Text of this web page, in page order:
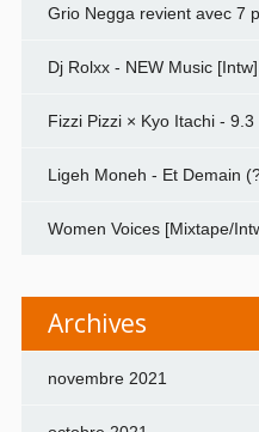
Grio Negga revient avec 7
Dj Rolxx - NEW Music [Intw]
Fizzi Pizzi × Kyo Itachi - 9.3
Ligeh Moneh - Et Demain
Women Voices [Mixtape/
Archives
novembre 2021